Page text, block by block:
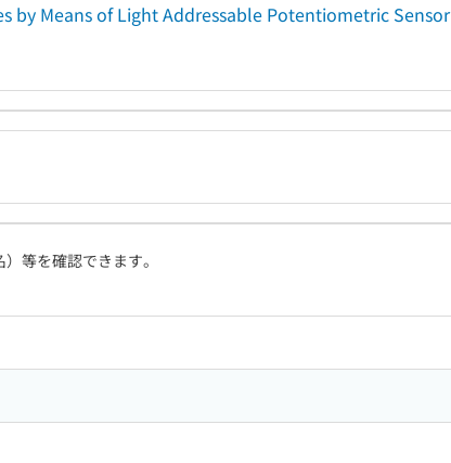
by Means of Light Addressable Potentiometric Sensor
等を確認できます。